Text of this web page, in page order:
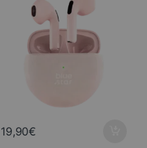
19,90€